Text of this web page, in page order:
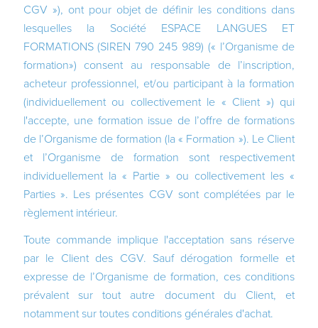
CGV »), ont pour objet de définir les conditions dans
lesquelles la Société ESPACE LANGUES ET
FORMATIONS (SIREN 790 245 989) (« l’Organisme de
formation») consent au responsable de l’inscription,
acheteur professionnel, et/ou participant à la formation
(individuellement ou collectivement le « Client ») qui
l'accepte, une formation issue de l’offre de formations
de l’Organisme de formation (la « Formation »). Le Client
et l’Organisme de formation sont respectivement
individuellement la « Partie » ou collectivement les «
Parties ». Les présentes CGV sont complétées par le
règlement intérieur.
Toute commande implique l'acceptation sans réserve
par le Client des CGV. Sauf dérogation formelle et
expresse de l’Organisme de formation, ces conditions
prévalent sur tout autre document du Client, et
notamment sur toutes conditions générales d'achat.